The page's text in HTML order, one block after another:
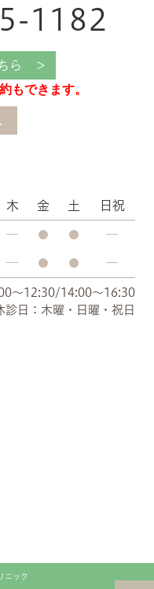
1182
ら ＞
もできます。
木 金 土 日祝
～12:30/14:00～16:30
診日：木曜・日曜・祝日
ニック